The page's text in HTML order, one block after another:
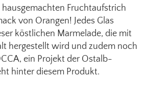
hausgemachten Fruchtaufstrich
von Orangen! Jedes Glas
köstlichen Marmelade, die mit
hergestellt wird und zudem noch
ein Projekt der Ostalb-
hinter diesem Produkt.